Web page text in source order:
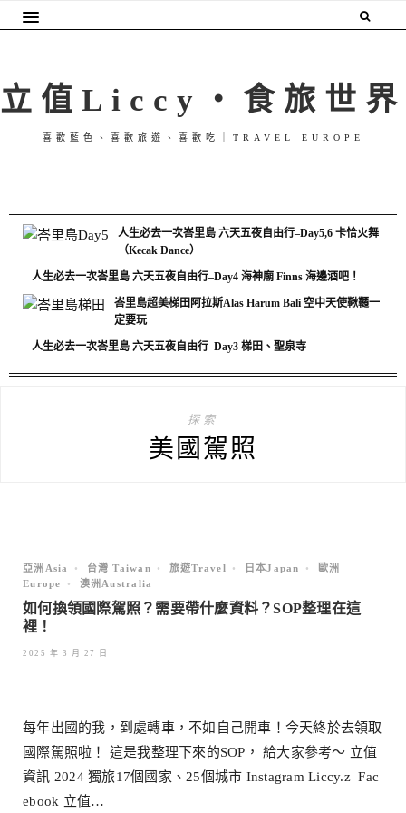
立值Liccy・食旅世界
喜歡藍色、喜歡旅遊、喜歡吃｜TRAVEL EUROPE
人生必去一次峇里島 六天五夜自由行–Day5,6 卡恰火舞
（Kecak Dance）
人生必去一次峇里島 六天五夜自由行–Day4 海神廟 Finns 海邊酒吧！
峇里島超美梯田阿拉斯Alas Harum Bali 空中天使鞦韆一
定要玩
人生必去一次峇里島 六天五夜自由行–Day3 梯田、聖泉寺
探索
美國駕照
亞洲Asia • 台灣 Taiwan • 旅遊Travel • 日本Japan •
歐洲
Europe
• 澳洲Australia
如何換領國際駕照？需要帶什麼資料？SOP整理在這
裡！
2025 年 3 月 27 日
每年出國的我，到處轉車，不如自己開車！今天終於去領取
國際駕照啦！ 這是我整理下來的SOP， 給大家參考～ 立值
資訊 2024 獨旅17個國家、25個城市 Instagram Liccy.z Fac
ebook 立值…